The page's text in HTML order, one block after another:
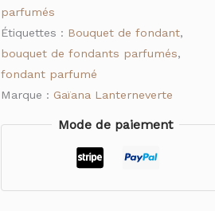
parfumés
Étiquettes : Bouquet de fondant,
bouquet de fondants parfumés,
fondant parfumé
Marque : Gaïana Lanterneverte
Mode de paiement